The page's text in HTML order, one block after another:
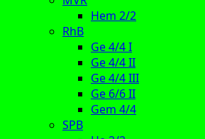
Hem 2/2
RhB
Ge 4/4 I
Ge 4/4 II
Ge 4/4 III
Ge 6/6 II
Gem 4/4
SPB